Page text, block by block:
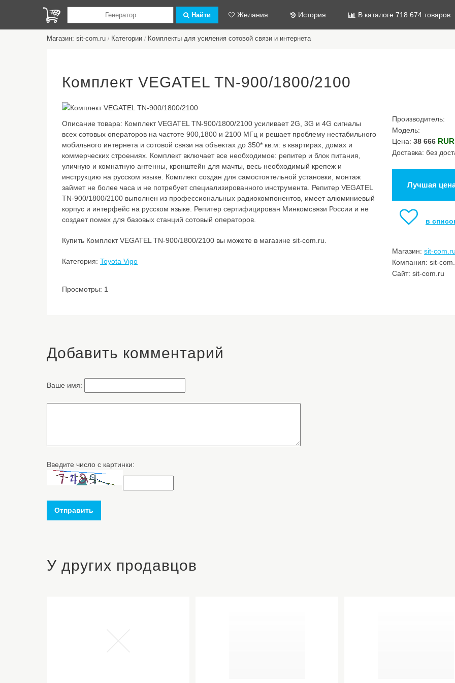
Найти Желания История В каталоге 718 674 товаров
Магазин: sit-com.ru / Категории / Комплекты для усиления сотовой связи и интернета
Комплект VEGATEL TN-900/1800/2100
Описание товара: Комплект VEGATEL TN-900/1800/2100 усиливает 2G, 3G и 4G сигналы
всех сотовых операторов на частоте 900,1800 и 2100 МГц и решает проблему нестабильного
мобильного интернета и сотовой связи на объектах до 350* кв.м: в квартирах, домах и
коммерческих строениях. Комплект включает все необходимое: репитер и блок питания,
уличную и комнатную антенны, кронштейн для мачты, весь необходимый крепеж и
инструкцию на русском языке. Комплект создан для самостоятельной установки, монтаж
займет не более часа и не потребует специализированного инструмента. Репитер VEGATEL
TN-900/1800/2100 выполнен из профессиональных радиокомпонентов, имеет алюминиевый
корпус и интерфейс на русском языке. Репитер сертифицирован Минкомсвязи России и не
создает помех для базовых станций сотовый операторов.
Купить Комплект VEGATEL TN-900/1800/2100 вы можете в магазине sit-com.ru.
Категория: Toyota Vigo
Производитель:
Модель:
Цена: 38 666 RUR
Доставка: без
Лучшая
в
Магазин: sit-
Компания: sit-
Сайт: sit-com.ru
Просмотры: 1
Добавить комментарий
Ваше имя:
Введите число с картинки:
Отправить
У других продавцов